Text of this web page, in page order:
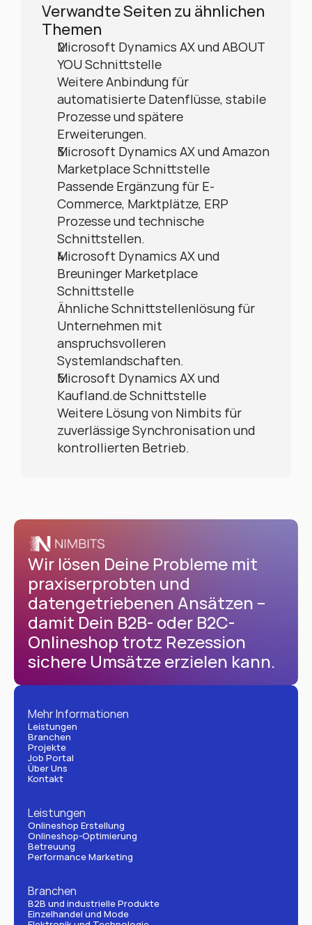
Verwandte Seiten zu ähnlichen
Themen
Microsoft Dynamics AX und ABOUT
YOU Schnittstelle
Weitere Anbindung für
automatisierte Datenflüsse, stabile
Prozesse und spätere
Erweiterungen.
Microsoft Dynamics AX und Amazon
Marketplace Schnittstelle
Passende Ergänzung für E-
Commerce, Marktplätze, ERP
Prozesse und technische
Schnittstellen.
Microsoft Dynamics AX und
Breuninger Marketplace
Schnittstelle
Ähnliche Schnittstellenlösung für
Unternehmen mit
anspruchsvolleren
Systemlandschaften.
Microsoft Dynamics AX und
Kaufland.de Schnittstelle
Weitere Lösung von Nimbits für
zuverlässige Synchronisation und
kontrollierten Betrieb.
Wir lösen Deine Probleme mit
praxiserprobten und
datengetriebenen Ansätzen –
damit Dein B2B- oder B2C-
Onlineshop trotz Rezession
sichere Umsätze erzielen kann.
Mehr Informationen
Leistungen
Branchen
Projekte
Job Portal
Über Uns
Kontakt
Leistungen
Onlineshop Erstellung
Onlineshop-Optimierung
Betreuung
Performance Marketing
Branchen
B2B und industrielle Produkte
Einzelhandel und Mode